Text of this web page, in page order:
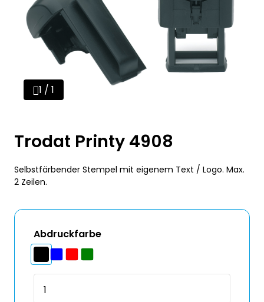
1 / 1
Trodat Printy 4908
Selbstfärbender Stempel mit eigenem Text / Logo. Max.
2 Zeilen.
Abdruckfarbe